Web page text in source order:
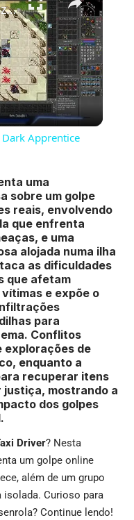
RubinOT: Onde fazer a task de Dark Apprentice
Dark Apprentice
uma
sobre um golpe
reais, envolvendo
que enfrenta
e uma
alojada numa ilha
as dificuldades
que afetam
e expõe o
para
Conflitos
explorações de
enquanto a
recuperar itens
mostrando a
dos golpes
Driver? Nesta
um golpe online
além de um grupo
Curioso para
Continue lendo!